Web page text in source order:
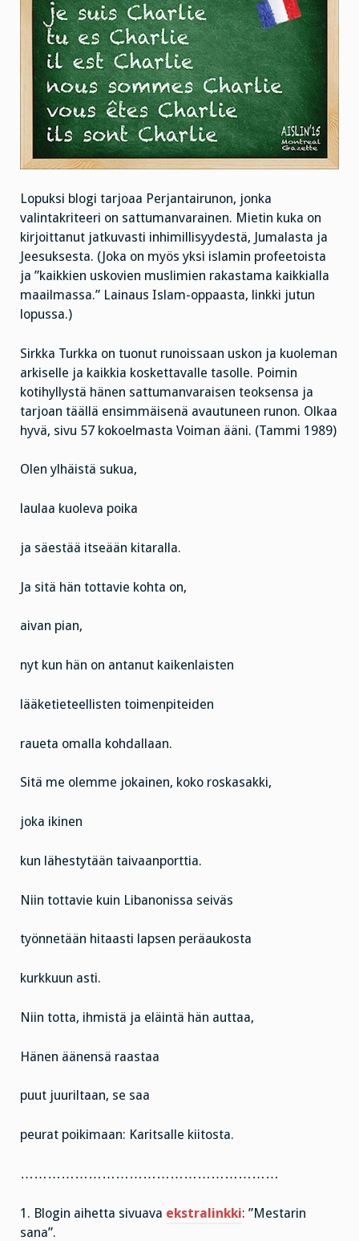
Lopuksi blogi tarjoaa Perjantairunon, jonka
valintakriteeri on sattumanvarainen. Mietin kuka on
kirjoittanut jatkuvasti inhimillisyydestä, Jumalasta ja
Jeesuksesta. (Joka on myös yksi islamin profeetoista
ja ”kaikkien uskovien muslimien rakastama kaikkialla
maailmassa.” Lainaus Islam-oppaasta, linkki jutun
lopussa.)
Sirkka Turkka on tuonut runoissaan uskon ja kuoleman
arkiselle ja kaikkia koskettavalle tasolle. Poimin
kotihyllystä hänen sattumanvaraisen teoksensa ja
tarjoan täällä ensimmäisenä avautuneen runon. Olkaa
hyvä, sivu 57 kokoelmasta Voiman ääni. (Tammi 1989)
Olen ylhäistä sukua,
laulaa kuoleva poika
ja säestää itseään kitaralla.
Ja sitä hän tottavie kohta on,
aivan pian,
nyt kun hän on antanut kaikenlaisten
lääketieteellisten toimenpiteiden
raueta omalla kohdallaan.
Sitä me olemme jokainen, koko roskasakki,
joka ikinen
kun lähestytään taivaanporttia.
Niin tottavie kuin Libanonissa seiväs
työnnetään hitaasti lapsen peräaukosta
kurkkuun asti.
Niin totta, ihmistä ja eläintä hän auttaa,
Hänen äänensä raastaa
puut juuriltaan, se saa
peurat poikimaan: Karitsalle kiitosta.
…………………………………………………
1. Blogin aihetta sivuava ekstralinkki: ”Mestarin
sana”.